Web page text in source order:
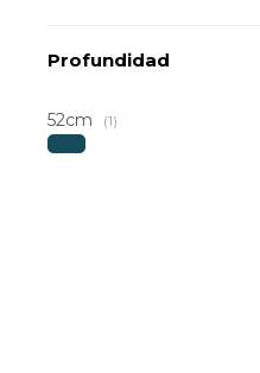
Profundidad
52cm (1)